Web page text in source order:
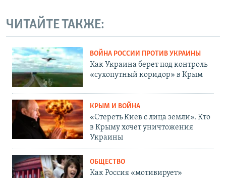
ЧИТАЙТЕ ТАКЖЕ:
ВОЙНА РОССИИ ПРОТИВ УКРАИНЫ
Как Украина берет под контроль
«сухопутный коридор» в Крым
КРЫМ И ВОЙНА
«Стереть Киев с лица земли». Кто
в Крыму хочет уничтожения
Украины
ОБЩЕСТВО
Как Россия «мотивирует»